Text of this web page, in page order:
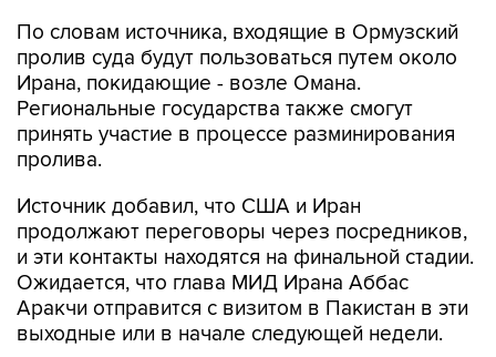
По словам источника, входящие в Ормузский
пролив суда будут пользоваться путем около
Ирана, покидающие - возле Омана.
Региональные государства также смогут
принять участие в процессе разминирования
пролива.
Источник добавил, что США и Иран
продолжают переговоры через посредников,
и эти контакты находятся на финальной стадии.
Ожидается, что глава МИД Ирана Аббас
Аракчи отправится с визитом в Пакистан в эти
выходные или в начале следующей недели.